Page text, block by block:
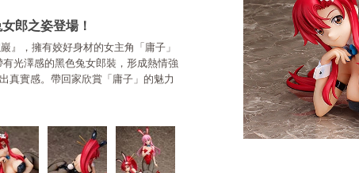
郎之姿登場！
』，擁有姣好身材的女主角「庸子」
光澤感的黑色兔女郎裝，形成熱情強
真實感。帶回家欣賞「庸子」的魅力